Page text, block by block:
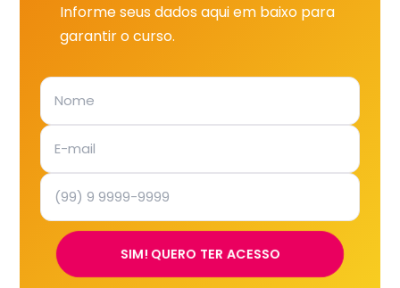
Informe seus dados aqui em baixo para
garantir o curso.
SIM! QUERO TER ACESSO